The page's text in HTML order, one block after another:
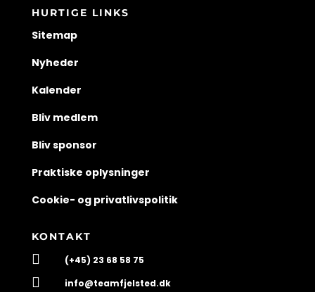
HURTIGE LINKS
Sitemap
Nyheder
Kalender
Bliv medlem
Bliv sponsor
Praktiske oplysninger
Cookie- og privatlivspolitik
KONTAKT
 (+45) 23 68 58 75
 info@teamfjelsted.dk